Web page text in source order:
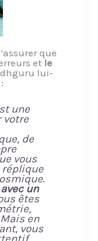
que
etle
lui-
une
votre
de
vous
réplique
avec un
êtes
en
vous